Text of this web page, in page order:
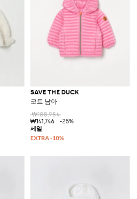
SAVE THE DUCK
코트 남아
₩188,984
₩141,746
-25%